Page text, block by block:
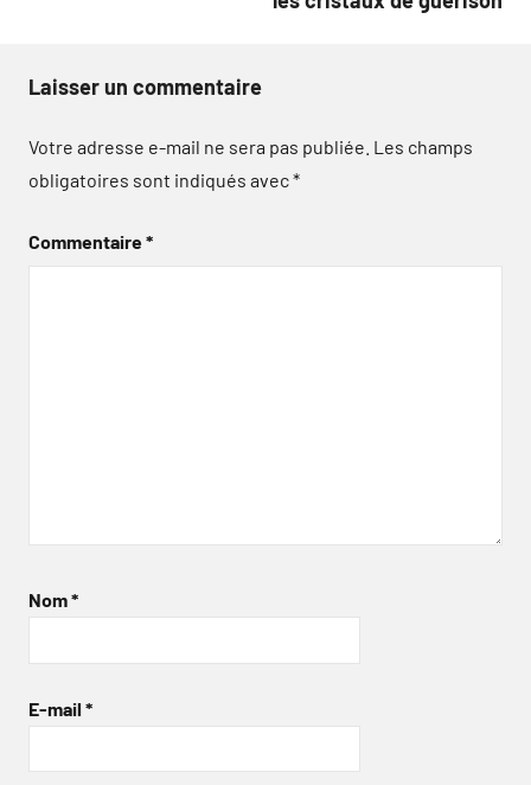
Laisser un commentaire
Votre adresse e-mail ne sera pas publiée. Les champs
obligatoires sont indiqués avec*
Commentaire*
Nom*
E-mail *